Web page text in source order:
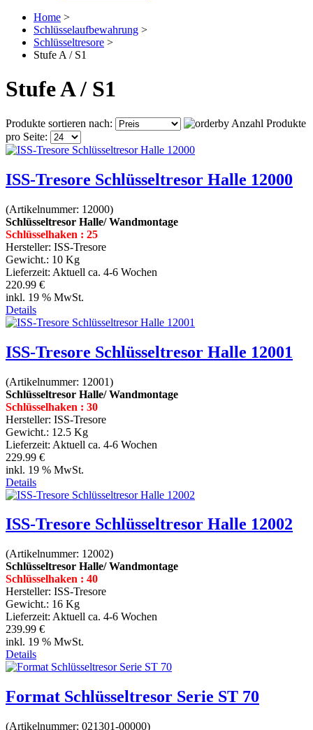
Home >
Schlüsselaufbewahrung >
Schlüsseltresore >
Stufe A / S1
Stufe A / S1
Produkte sortieren nach:
Anzahl Produkte
pro Seite:
ISS-Tresore Schlüsseltresor Halle 12000
(Artikelnummer: 12000)
Schlüsseltresor Halle/ Wandmontage
Schlüsselhaken : 25
Hersteller: ISS-Tresore
Gewicht.: 10 Kg
Lieferzeit: Aktuell ca. 4-6 Wochen
220.99 €
inkl. 19 % MwSt.
Details
ISS-Tresore Schlüsseltresor Halle 12001
(Artikelnummer: 12001)
Schlüsseltresor Halle/ Wandmontage
Schlüsselhaken : 30
Hersteller: ISS-Tresore
Gewicht.: 12.5 Kg
Lieferzeit: Aktuell ca. 4-6 Wochen
229.99 €
inkl. 19 % MwSt.
Details
ISS-Tresore Schlüsseltresor Halle 12002
(Artikelnummer: 12002)
Schlüsseltresor Halle/ Wandmontage
Schlüsselhaken : 40
Hersteller: ISS-Tresore
Gewicht.: 16 Kg
Lieferzeit: Aktuell ca. 4-6 Wochen
239.99 €
inkl. 19 % MwSt.
Details
Format Schlüsseltresor Serie ST 70
(Artikelnummer: 021301-00000)